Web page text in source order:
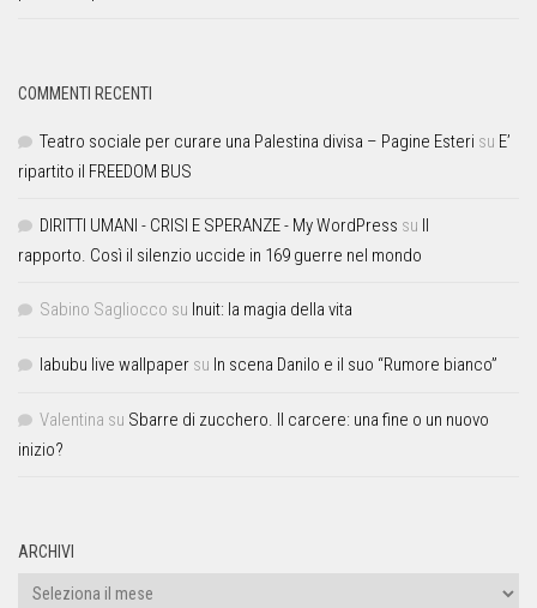
COMMENTI RECENTI
Teatro sociale per curare una Palestina divisa – Pagine Esteri su E’
ripartito il FREEDOM BUS
DIRITTI UMANI - CRISI E SPERANZE - My WordPress su Il
rapporto. Così il silenzio uccide in 169 guerre nel mondo
Sabino Sagliocco su Inuit: la magia della vita
labubu live wallpaper su In scena Danilo e il suo “Rumore bianco”
Valentina su Sbarre di zucchero. Il carcere: una fine o un nuovo
inizio?
ARCHIVI